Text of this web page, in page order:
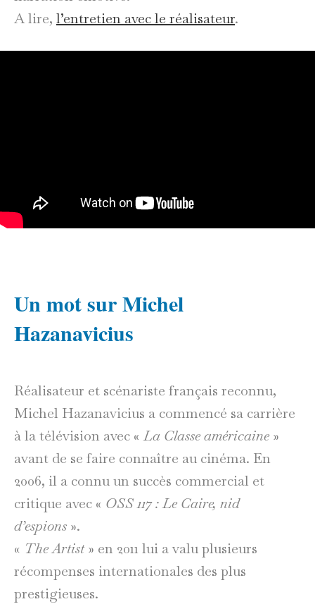
A lire, l’entretien avec le réalisateur.
Un mot sur Michel
Hazanavicius
Réalisateur et scénariste français reconnu,
Michel Hazanavicius a commencé sa carrière
à la télévision avec «La Classe américaine »
avant de se faire connaître au cinéma. En
2006, il a connu un succès commercial et
critique avec « OSS 117 : Le Caire, nid
d’espions ».
« The Artist» en 2011 lui a valu plusieurs
récompenses internationales des plus
prestigieuses.